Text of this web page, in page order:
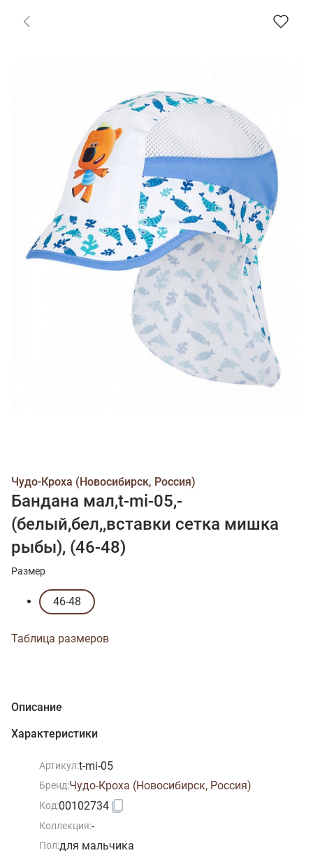
Чудо-Кроха (Новосибирск, Россия)
Бандана мал,t-mi-05,-
(белый,бел,,вставки сетка мишка
рыбы), (46-48)
Размер
46-48
Таблица размеров
Описание
Характеристики
Артикул:t-mi-05
Бренд:Чудо-Кроха (Новосибирск, Россия)
Код:00102734
Коллекция:-
Пол:для мальчика